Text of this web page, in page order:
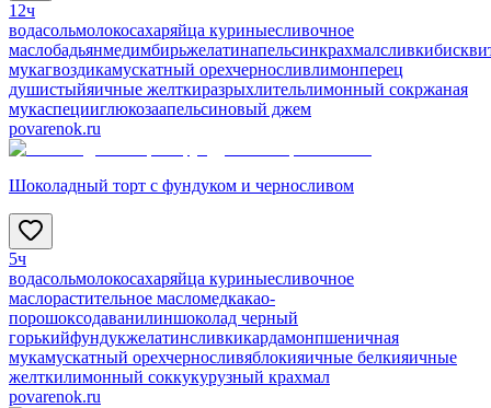
12ч
водасольмолокосахаряйца куриныесливочное
маслобадьянмедимбирьжелатинапельсинкрахмалсливки
мукагвоздикамускатный орехчерносливлимонперец
душистыйяичные желткиразрыхлительлимонный сокржаная
мукаспецииглюкозаапельсиновый джем
povarenok.ru
Шоколадный торт с фундуком и черносливом
5ч
водасольмолокосахаряйца куриныесливочное
маслорастительное масломедкакао-
порошоксодаванилиншоколад черный
горькийфундукжелатинсливкикардамонпшеничная
мукамускатный орехчерносливяблокияичные белкияичные
желткилимонный соккукурузный крахмал
povarenok.ru